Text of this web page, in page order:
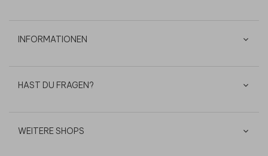
INFORMATIONEN
HAST DU FRAGEN?
WEITERE SHOPS